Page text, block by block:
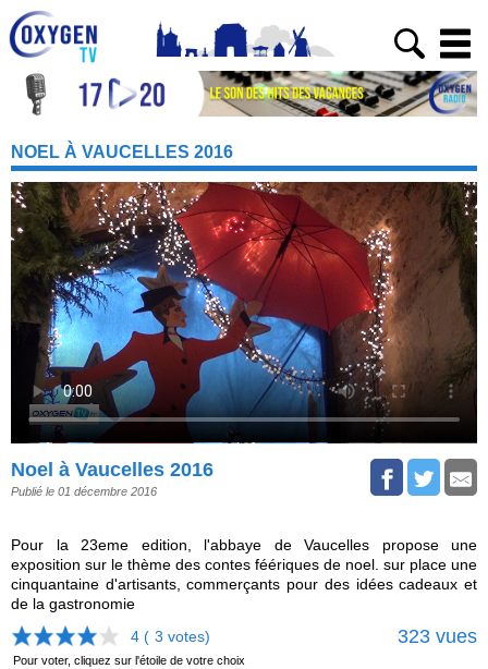
NOEL À VAUCELLES 2016
Noel à Vaucelles 2016
Publié le 01 décembre 2016
Pour la 23eme edition, l'abbaye de Vaucelles propose une
exposition sur le thème des contes féériques de noel. sur place une
cinquantaine d'artisants, commerçants pour des idées cadeaux et
de la gastronomie
4 ( 3 votes) 323 vues
Pour voter, cliquez sur l'étoile de votre choix